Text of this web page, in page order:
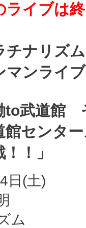
ライブは
チナリズム
マンライブ
to武道館
館センタ
！」
日(土)
ム